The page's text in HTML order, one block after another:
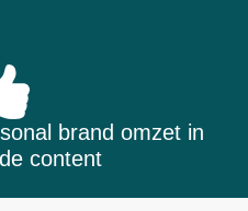
brand omzet in
content